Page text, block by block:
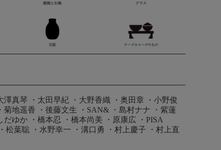
澤真琴 ・ 太田早紀 ・ 大野香織 ・ 奥田章 ・ 小野俊
菊地遥香 ・ 後藤文生 ・ SAN& ・ 島村ナナ ・ 紫蓮
だゆか
・ 橋本忍 ・ 橋本尚美 ・ 原康広 ・ PISA
松葉聡 ・ 水野幸一 ・ 溝口勇 ・ 村上慶子 ・ 村上直